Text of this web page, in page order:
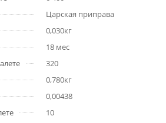
Царская приправа
0,030кг
18 мес
320
0,780кг
0,00438
10